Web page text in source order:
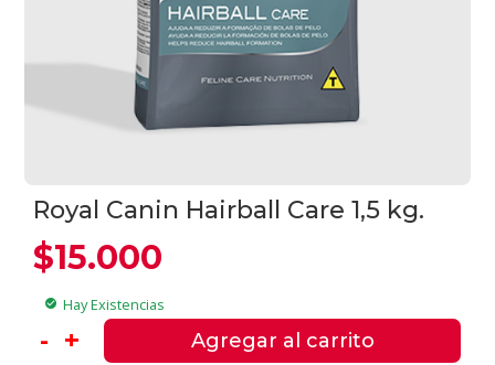
Royal Canin Hairball Care 1,5 kg.
$15.000
check_circle Hay Existencias
- + Agregar al carrito